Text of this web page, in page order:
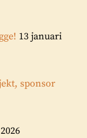
13 januari
sponsor